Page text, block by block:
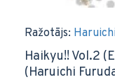
Ražotājs:
Haikyu!! Vol.2
(Haruichi